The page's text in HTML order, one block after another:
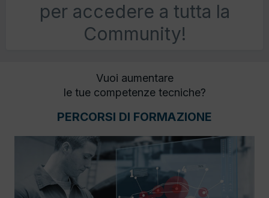
per accedere a tutta la
Community!
Vuoi aumentare
le tue competenze tecniche?
PERCORSI DI FORMAZIONE